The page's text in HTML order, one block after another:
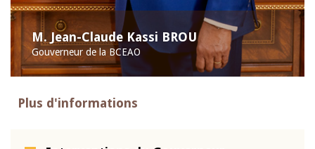
M. Jean-Claude Kassi BROU
Gouverneur de la BCEAO
Plus d'informations